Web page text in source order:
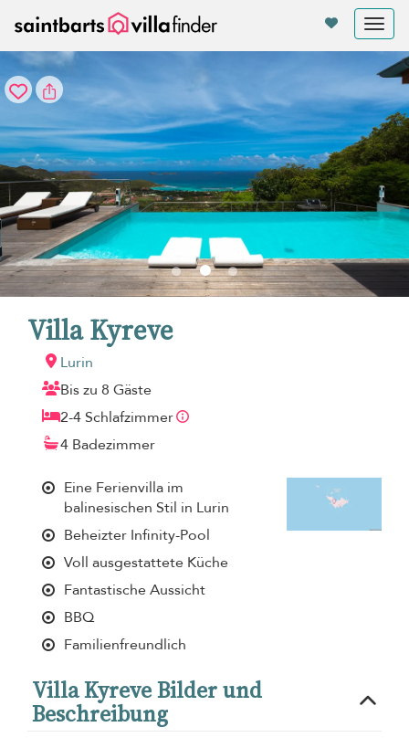
Villa Kyreve
Lurin
Bis zu 8 Gäste
2-4 Schlafzimmer
4 Badezimmer
Eine Ferienvilla im
balinesischen Stil in Lurin
Beheizter Infinity-Pool
Voll ausgestattete Küche
Fantastische Aussicht
BBQ
Familienfreundlich
Villa Kyreve Bilder und
Beschreibung
Cookie-Einstellungen